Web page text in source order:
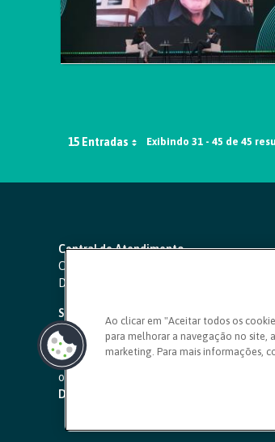
15 Entradas Exibindo 31 - 45 de 45
Central de Atendimento
Capitais e regiões metropolitanas:
Demais localidades:
SAC 24 horas
Ouvidoria
0800 725 0996
(de segunda a sexta, das 8h às
ouvidoriasicoob.com.br
Deficientes auditivos ou de fala
Ao clicar em "Aceitar todos os
para melhorar a navegação no site,
marketing. Para mais informações,